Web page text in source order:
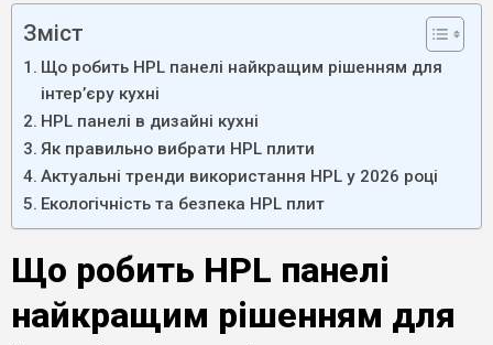
Зміст
Що робить HPL панелі найкращим рішенням для
інтер’єру кухні
HPL панелі в дизайні кухні
Як правильно вибрати HPL плити
Актуальні тренди використання HPL у 2026 році
Екологічність та безпека HPL плит
Що робить HPL панелі
найкращим рішенням для